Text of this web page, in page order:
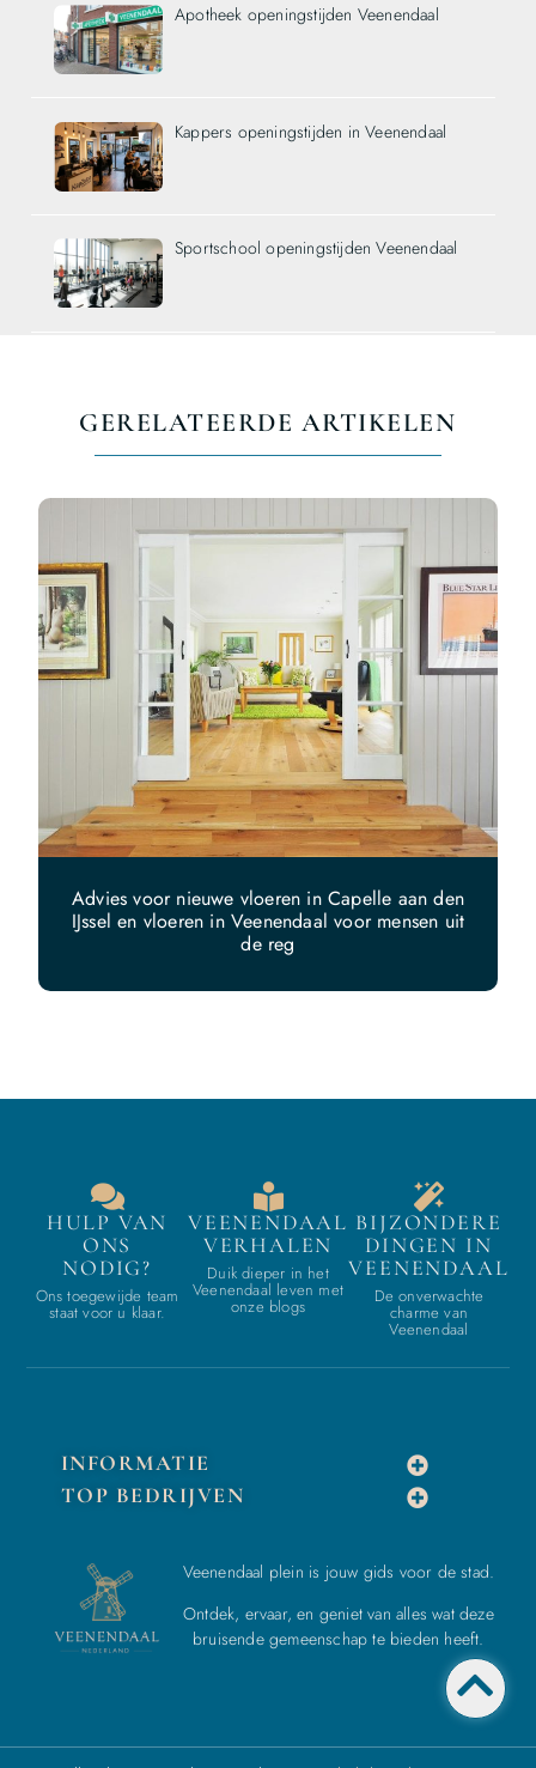
Apotheek openingstijden Veenendaal
Kappers openingstijden in Veenendaal
Sportschool openingstijden Veenendaal
GERELATEERDE ARTIKELEN
Advies voor nieuwe vloeren in Capelle aan den
IJssel en vloeren in Veenendaal voor mensen uit
de reg
HULP VAN
ONS
NODIG?
Ons toegewijde team
staat voor u klaar.
VEENENDAAL
VERHALEN
Duik dieper in het
Veenendaal leven met
onze blogs
BIJZONDERE
DINGEN IN
VEENENDAAL
De onverwachte
charme van
Veenendaal
INFORMATIE
TOP BEDRIJVEN
Veenendaal plein is jouw gids voor de stad.
Ontdek, ervaar, en geniet van alles wat deze
bruisende gemeenschap te bieden heeft.